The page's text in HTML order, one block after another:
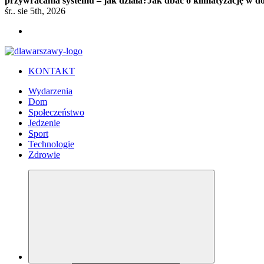
śr.. sie 5th, 2026
KONTAKT
Wydarzenia
Dom
Społeczeństwo
Jedzenie
Sport
Technologie
Zdrowie